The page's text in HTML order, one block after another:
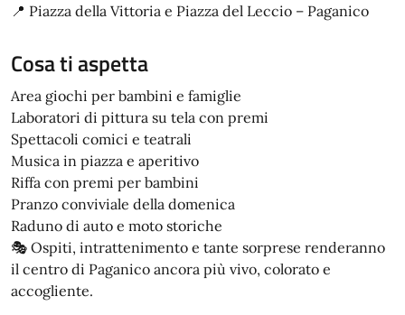
📍 Piazza della Vittoria e Piazza del Leccio – Paganico
Cosa ti aspetta
Area giochi per bambini e famiglie
Laboratori di pittura su tela con premi
Spettacoli comici e teatrali
Musica in piazza e aperitivo
Riffa con premi per bambini
Pranzo conviviale della domenica
Raduno di auto e moto storiche
🎭 Ospiti, intrattenimento e tante sorprese renderanno
il centro di Paganico ancora più vivo, colorato e
accogliente.